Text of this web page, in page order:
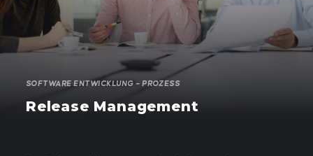
SOFTWARE ENTWICKLUNG – PROZESS
Release Management